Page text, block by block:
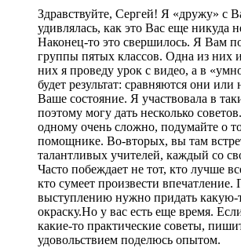
Здравствуйте, Сергей! Я «дружу» с
удивлялась, как это Вас еще никуда
Наконец-то это свершилось. Я Вам
группы пятых классов. Одна из них
них я проведу урок с видео, а в
будет результат: сравняются они
Ваше состояние. Я участвовала в
поэтому могу дать несколько
одному очень сложно, подумайте о
помощнике. Во-вторых, вы там
талантливых учителей, каждый со
Часто побеждает не тот, кто лучше
кто сумеет произвести
выступлению нужно придать
окраску.Но у вас есть еще время.
какие-то практические советы,
удовольствием поделюсь опытом.